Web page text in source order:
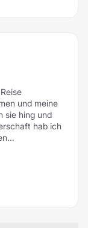
und meine
sie hing und
hab ich